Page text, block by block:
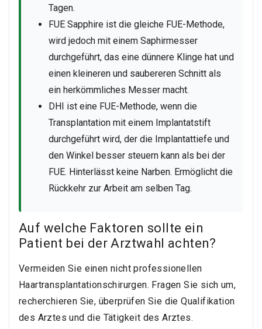
Tagen.
FUE Sapphire ist die gleiche FUE-Methode,
wird jedoch mit einem Saphirmesser
durchgeführt, das eine dünnere Klinge hat und
einen kleineren und saubereren Schnitt als
ein herkömmliches Messer macht.
DHI ist eine FUE-Methode, wenn die
Transplantation mit einem Implantatstift
durchgeführt wird, der die Implantattiefe und
den Winkel besser steuern kann als bei der
FUE. Hinterlässt keine Narben. Ermöglicht die
Rückkehr zur Arbeit am selben Tag.
Auf welche Faktoren sollte ein
Patient bei der Arztwahl achten?
Vermeiden Sie einen nicht professionellen
Haartransplantationschirurgen. Fragen Sie sich um,
recherchieren Sie, überprüfen Sie die Qualifikation
des Arztes und die Tätigkeit des Arztes.